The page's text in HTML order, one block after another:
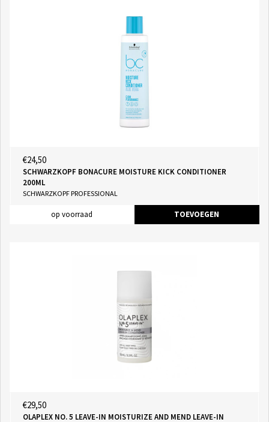
€24,50
SCHWARZKOPF BONACURE MOISTURE KICK CONDITIONER
200ML
SCHWARZKOPF PROFESSIONAL
op voorraad TOEVOEGEN
€29,50
OLAPLEX NO. 5 LEAVE-IN MOISTURIZE AND MEND LEAVE-IN